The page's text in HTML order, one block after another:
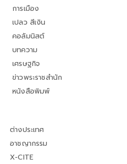
การเมือง
เปลว สีเงิน
คอลัมนิสต์
บทความ
เศรษฐกิจ
ข่าวพระราชสำนัก
หนังสือพิมพ์
ต่างประเทศ
อาชญากรรม
X-CITE